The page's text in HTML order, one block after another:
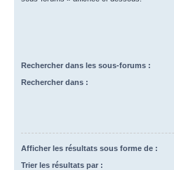
Rechercher dans les sous-forums :
Rechercher dans :
Afficher les résultats sous forme de :
Trier les résultats par :